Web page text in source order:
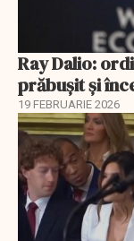
Ray Dalio:
prăbușit și
19 FEBRUARIE 2026